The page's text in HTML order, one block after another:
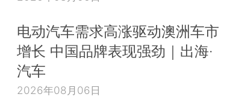
电动汽车需求高涨驱动澳洲车市
增长 中国品牌表现强劲｜出海·
汽车
2026年08月06日